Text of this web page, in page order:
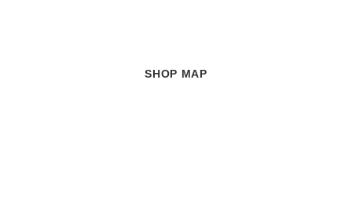
SHOP MAP